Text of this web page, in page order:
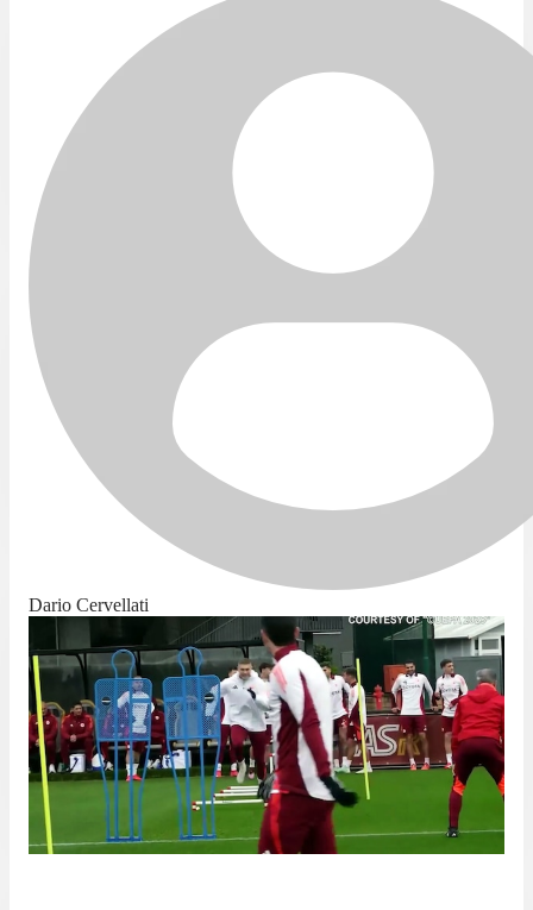
Dario Cervellati